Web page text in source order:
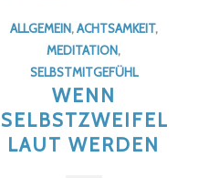
ALLGEMEIN,ACHTSAMKEIT,
MEDITATION,
SELBSTMITGEFÜHL
WENN
SELBSTZWEIFEL
LAUT WERDEN